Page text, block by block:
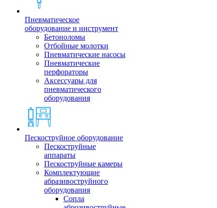
Пневматическое
оборудование и инструмент
Бетоноломы
Отбойные молотки
Пневматические насосы
Пневматические
перфораторы
Аксессуары для
пневматического
оборудования
Пескоструйное оборудование
Пескоструйные
аппараты
Пескоструйные камеры
Комплектующие
абразивоструйного
оборудования
Сопла